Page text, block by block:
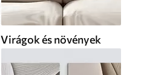
Virágok és növények